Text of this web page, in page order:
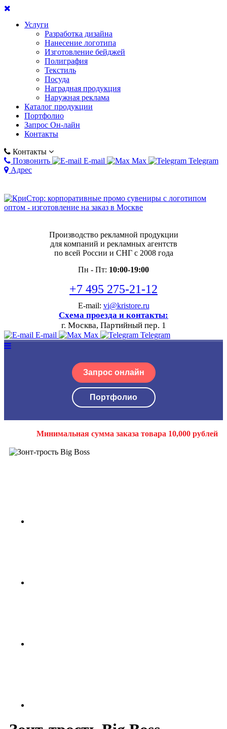
Услуги
Разработка дизайна
Нанесение логотипа
Изготовление бейджей
Полиграфия
Текстиль
Посуда
Наградная продукция
Наружная реклама
Каталог продукции
Портфолио
Запрос Он-лайн
Контакты
Контакты
Позвонить
E-mail Max
Telegram
Адрес
Производство рекламной продукции
для компаний и рекламных агентств
по всей России и СНГ с 2008 года
Пн - Пт: 10:00-19:00
+7 495 275-21-12
E-mail: vi@kristore.ru
Схема проезда и контакты:
г. Москва, Партийный пер. 1
E-mail Max Telegram
Запрос онлайн
Портфолио
Минимальная сумма заказа товара 10,000 рублей